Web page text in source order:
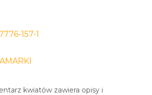
157-1
kwiatów zawiera opisy i